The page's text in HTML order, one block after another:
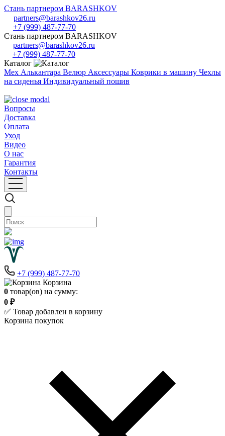
Стань партнером BARASHKOV
partners@barashkov26.ru
+7 (999) 487-77-70
Стань партнером BARASHKOV
partners@barashkov26.ru
+7 (999) 487-77-70
Каталог
Мех Алькантара Велюр Аксессуары Коврики в машину Чехлы
на сиденья Индивидуальный пошив
Вопросы
Доставка
Оплата
Уход
Видео
О нас
Гарантия
Контакты
+7 (999) 487-77-70
Корзина
0 товар(ов) на сумму:
0 ₽
✅ Товар добавлен в корзину
Корзина покупок